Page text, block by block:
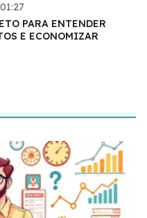
PARA ENTENDER
E ECONOMIZAR